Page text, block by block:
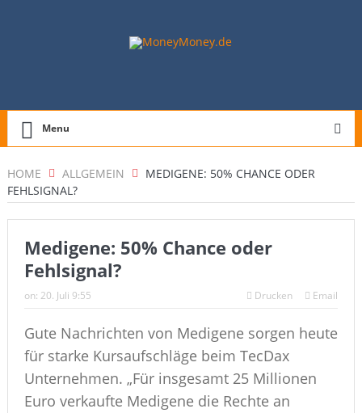
Menu
HOME ALLGEMEIN
MEDIGENE: 50% CHANCE ODER
FEHLSIGNAL?
Medigene: 50% Chance oder
Fehlsignal?
on: 20. Juli 9:55 Drucken Email
Gute Nachrichten von Medigene sorgen heute
für starke Kursaufschläge beim TecDax
Unternehmen. „Für insgesamt 25 Millionen
Euro verkaufte Medigene die Rechte an